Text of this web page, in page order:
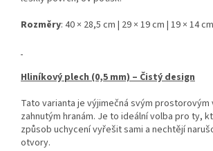
Rozměry: 40 × 28,5 cm | 29 × 19 cm | 19 × 14
Hliníkový plech (0,5 mm) – Čistý design
Tato varianta je výjimečná svým
zahnutým hranám. Je to ideální volba pro ty,
způsob uchycení vyřešit sami a nechtějí
otvory.